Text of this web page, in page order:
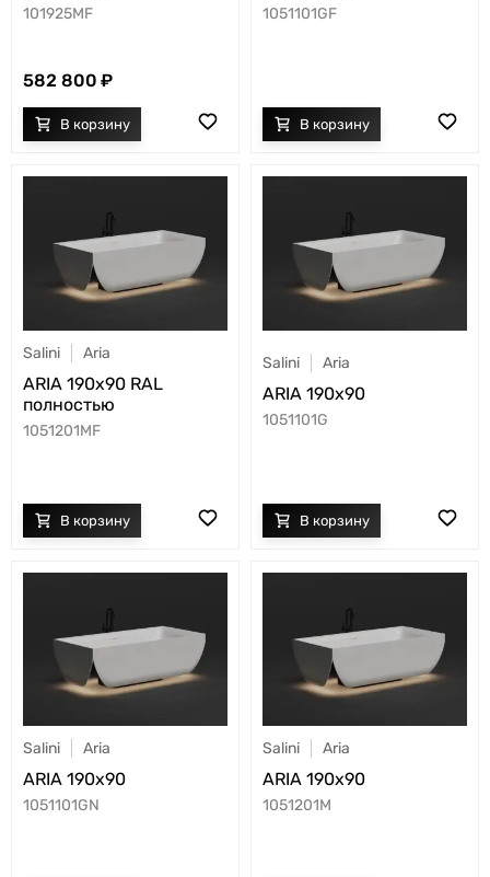
101925MF
582 800
1051101GF
Salini Aria
ARIA 190х90 RAL
полностью
1051201MF
Salini Aria
ARIA 190х90
1051101G
Salini Aria
ARIA 190х90
1051101GN
Salini Aria
ARIA 190х90
1051201M